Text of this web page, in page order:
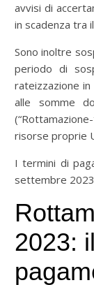
avvisi di
in scadenza tra
Sono inoltre
periodo di
rateizzazione
alle somme
risorse proprie
I termini di
settembre
2023: